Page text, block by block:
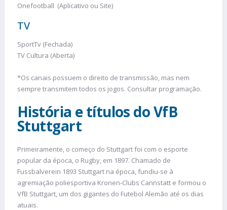
Onefootball (Aplicativo ou Site)
TV
SportTv (Fechada)
TV Cultura (Aberta)
*Os canais possuem o direito de transmissão, mas nem
sempre transmitem todos os jogos. Consultar programação.
História e títulos do VfB
Stuttgart
Primeiramente, o começo do Stuttgart foi com o esporte
popular da época, o Rugby, em 1897. Chamado de
Fussbalverein 1893 Stuttgart na época, fundiu-se à
agremiação poliesportiva Kronen-Clubs Cannstatt e formou o
VfB Stuttgart, um dos gigantes do Futebol Alemão até os dias
atuais.